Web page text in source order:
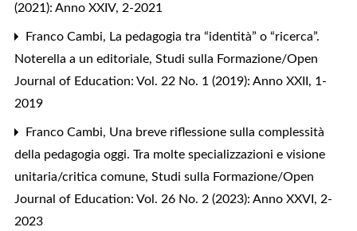
(2021): Anno XXIV, 2-2021
Franco Cambi, La pedagogia tra “identità” o “ricerca”.
Noterella a un editoriale, Studi sulla Formazione/Open
Journal of Education: Vol. 22 No. 1 (2019): Anno XXII, 1-
2019
Franco Cambi, Una breve riflessione sulla complessità
della pedagogia oggi. Tra molte specializzazioni e visione
unitaria/critica comune, Studi sulla Formazione/Open
Journal of Education: Vol. 26 No. 2 (2023): Anno XXVI, 2-
2023